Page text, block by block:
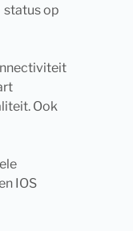
status op
Ook
IOS